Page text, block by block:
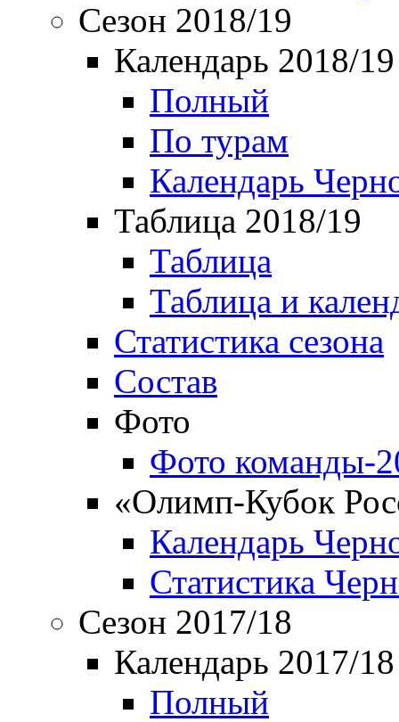
Сезон 2018/19
Календарь 2018/19
Полный
По турам
Календарь
Таблица 2018/19
Таблица
Таблица и
Статистика сезона
Состав
Фото
Фото команды-
«Олимп-Кубок
Календарь
Статистика
Сезон 2017/18
Календарь 2017/18
Полный